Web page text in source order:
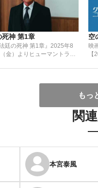
死神 第1章
廷の死神 第1章』2025年8
金）よりヒューマントラス
空
映
もっ
関
本宮泰風